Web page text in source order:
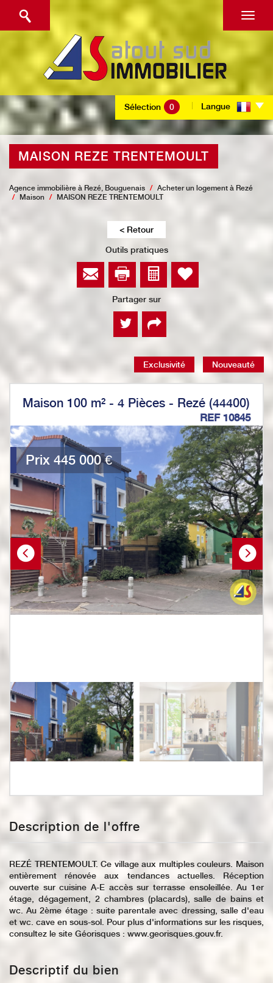
Sélection 0 Langue
MAISON REZE TRENTEMOULT
Agence immobilière à Rezé, Bouguenais
Acheter un logement à Rezé
Maison
MAISON REZE TRENTEMOULT
< Retour
Outils pratiques
Partager sur
Exclusivité Nouveauté
Maison 100 m² - 4 Pièces - Rezé (44400)
REF 10845
Prix 445 000 €
Description de l'offre
REZÉ TRENTEMOULT. Ce village aux multiples couleurs. Maison
entièrement rénovée aux tendances actuelles. Réception
ouverte sur cuisine A-E accès sur terrasse ensoleillée. Au 1er
étage, dégagement, 2 chambres (placards), salle de bains et
wc. Au 2ème étage : suite parentale avec dressing, salle d'eau
et wc. cave en sous-sol. Pour plus d'informations sur les risques,
consultez le site Géorisques : www.georisques.gouv.fr.
Descriptif du bien